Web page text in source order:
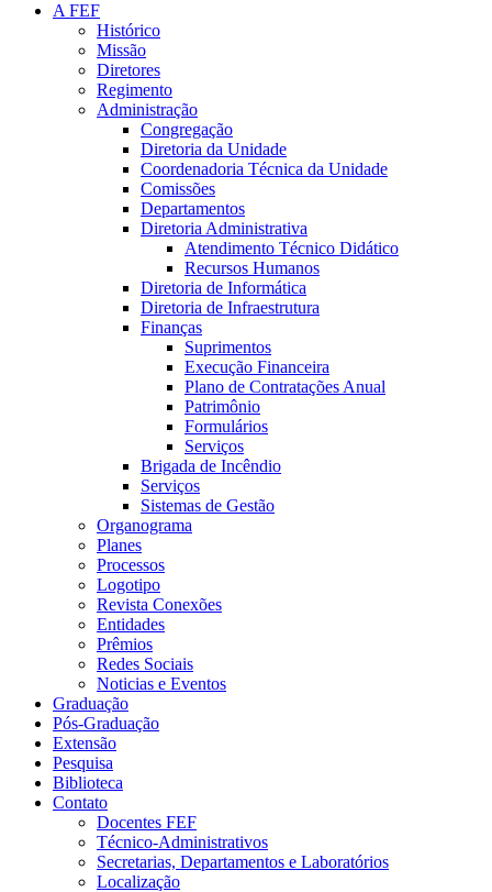
A FEF
Histórico
Missão
Diretores
Regimento
Administração
Congregação
Diretoria da Unidade
Coordenadoria Técnica da Unidade
Comissões
Departamentos
Diretoria Administrativa
Atendimento Técnico Didático
Recursos Humanos
Diretoria de Informática
Diretoria de Infraestrutura
Finanças
Suprimentos
Execução Financeira
Plano de Contratações Anual
Patrimônio
Formulários
Serviços
Brigada de Incêndio
Serviços
Sistemas de Gestão
Organograma
Planes
Processos
Logotipo
Revista Conexões
Entidades
Prêmios
Redes Sociais
Noticias e Eventos
Graduação
Pós-Graduação
Extensão
Pesquisa
Biblioteca
Contato
Docentes FEF
Técnico-Administrativos
Secretarias, Departamentos e Laboratórios
Localização